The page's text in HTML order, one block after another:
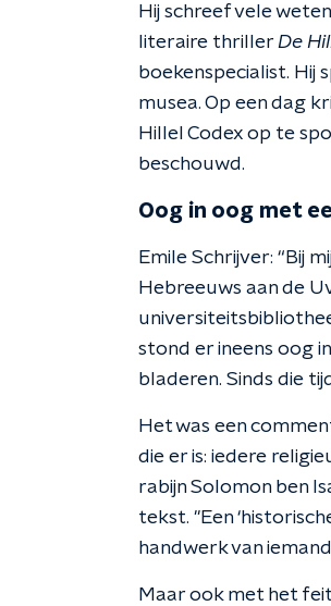
Hij schreef vele
literaire thrillerDe
boekenspecialist. Hij
musea. Op een dag
Hillel Codex op te
beschouwd.
Oog in oog met
Emile Schrijver: “Bij
Hebreeuws aan de
stond er ineens oog
bladeren. Sinds die
Het was een
die er is: iedere
rabijn Solomon ben
tekst. "Een
handwerk van
Maar ook met het